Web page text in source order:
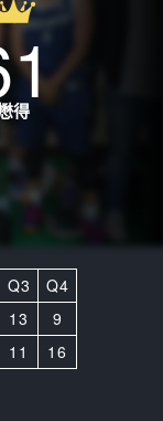
得
Q3
Q4
13
9
11 16